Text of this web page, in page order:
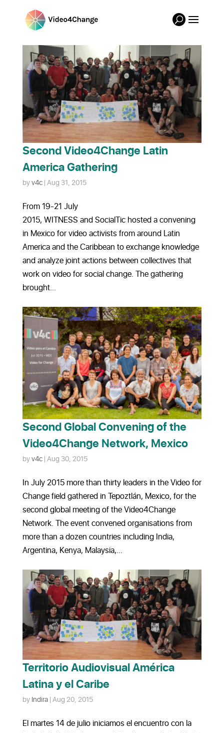
Second Video4Change Latin
America Gathering
byv4c|Aug 31, 2015
From 19-21 July
2015, WITNESS and SocialTic hosted a convening
in Mexico for video activists from around Latin
America and the Caribbean to exchange knowledge
and analyze joint actions between collectives that
work on video for social change. The gathering
brought...
Second Global Convening of the
Video4Change Network, Mexico
byv4c|Aug 30, 2015
In July 2015 more than thirty leaders in the Video for
Change field gathered in Tepoztlán, Mexico, for the
second global meeting of the Video4Change
Network. The event convened organisations from
more than a dozen countries including India,
Argentina, Kenya, Malaysia,...
Territorio Audiovisual América
Latina y el Caribe
byIndira|Aug 20, 2015
El martes 14 de julio iniciamos el encuentro con la